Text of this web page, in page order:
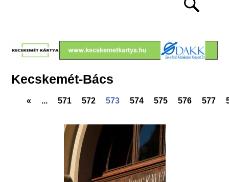
Kecskemét-Bács
« ... 571 572 573 574 575 576 577